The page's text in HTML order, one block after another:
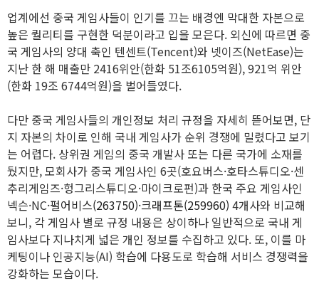
업계에선 중국 게임사들이 인기를 끄는 배경엔 막대한 자본으로
높은 퀄리티를 구현한 덕분이라고 입을 모은다. 외신에 따르면 중
국 게임사의 양대 축인 텐센트(Tencent)와 넷이즈(NetEase)는
지난 한 해 매출만 2416위안(한화 51조6105억원), 921억 위안
(한화 19조 6744억원)을 벌어들였다.
다만 중국 게임사들의 개인정보 처리 규정을 자세히 뜯어보면, 단
지 자본의 차이로 인해 국내 게임사가 순위 경쟁에 밀렸다고 보기
는 어렵다. 상위권 게임의 중국 개발사 또는 다른 국가에 소재를
뒀지만, 모회사가 중국 게임사인 6곳(호요버스·호타스튜디오·센
추리게임즈·헝그리스튜디오·마이크로펀)과 한국 주요 게임사인
넥슨·NC·펄어비스(263750)·크래프톤(259960) 4개사와 비교해
보니, 각 게임사 별로 규정 내용은 상이하나 일반적으로 국내 게
임사보다 지나치게 넓은 개인 정보를 수집하고 있다. 또, 이를 마
케팅이나 인공지능(AI) 학습에 다용도로 학습해 서비스 경쟁력을
강화하는 모습이다.